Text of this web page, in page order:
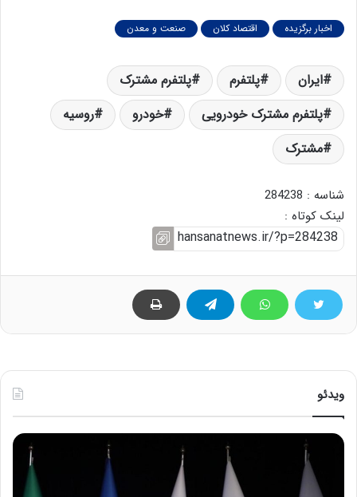
اخبار برگزیده اقتصاد کلان صنعت و معدن
ایران پلتفرم
پلتفرم مشترک
پلتفرم مشترک خودرویی
خودرو
روسیه
مشترک
شناسه : 284238
لینک کوتاه :
ویدئو
ح